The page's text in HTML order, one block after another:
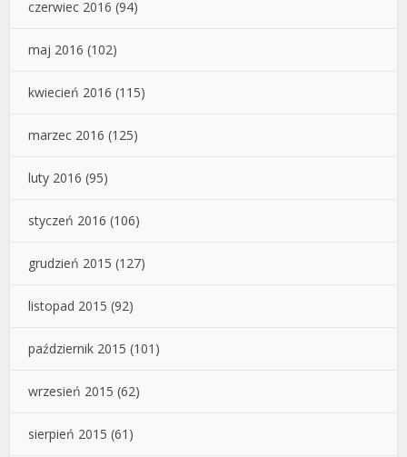
czerwiec 2016 (94)
maj 2016 (102)
kwiecień 2016 (115)
marzec 2016 (125)
luty 2016 (95)
styczeń 2016 (106)
grudzień 2015 (127)
listopad 2015 (92)
październik 2015 (101)
wrzesień 2015 (62)
sierpień 2015 (61)